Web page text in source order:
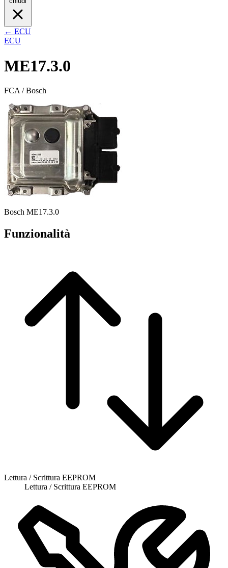
← ECU
ECU
ME17.3.0
FCA / Bosch
Bosch ME17.3.0
Funzionalità
Lettura / Scrittura EEPROM
Lettura / Scrittura EEPROM